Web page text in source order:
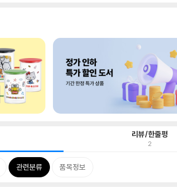
리뷰/한줄평
2
관련분류 품목정보